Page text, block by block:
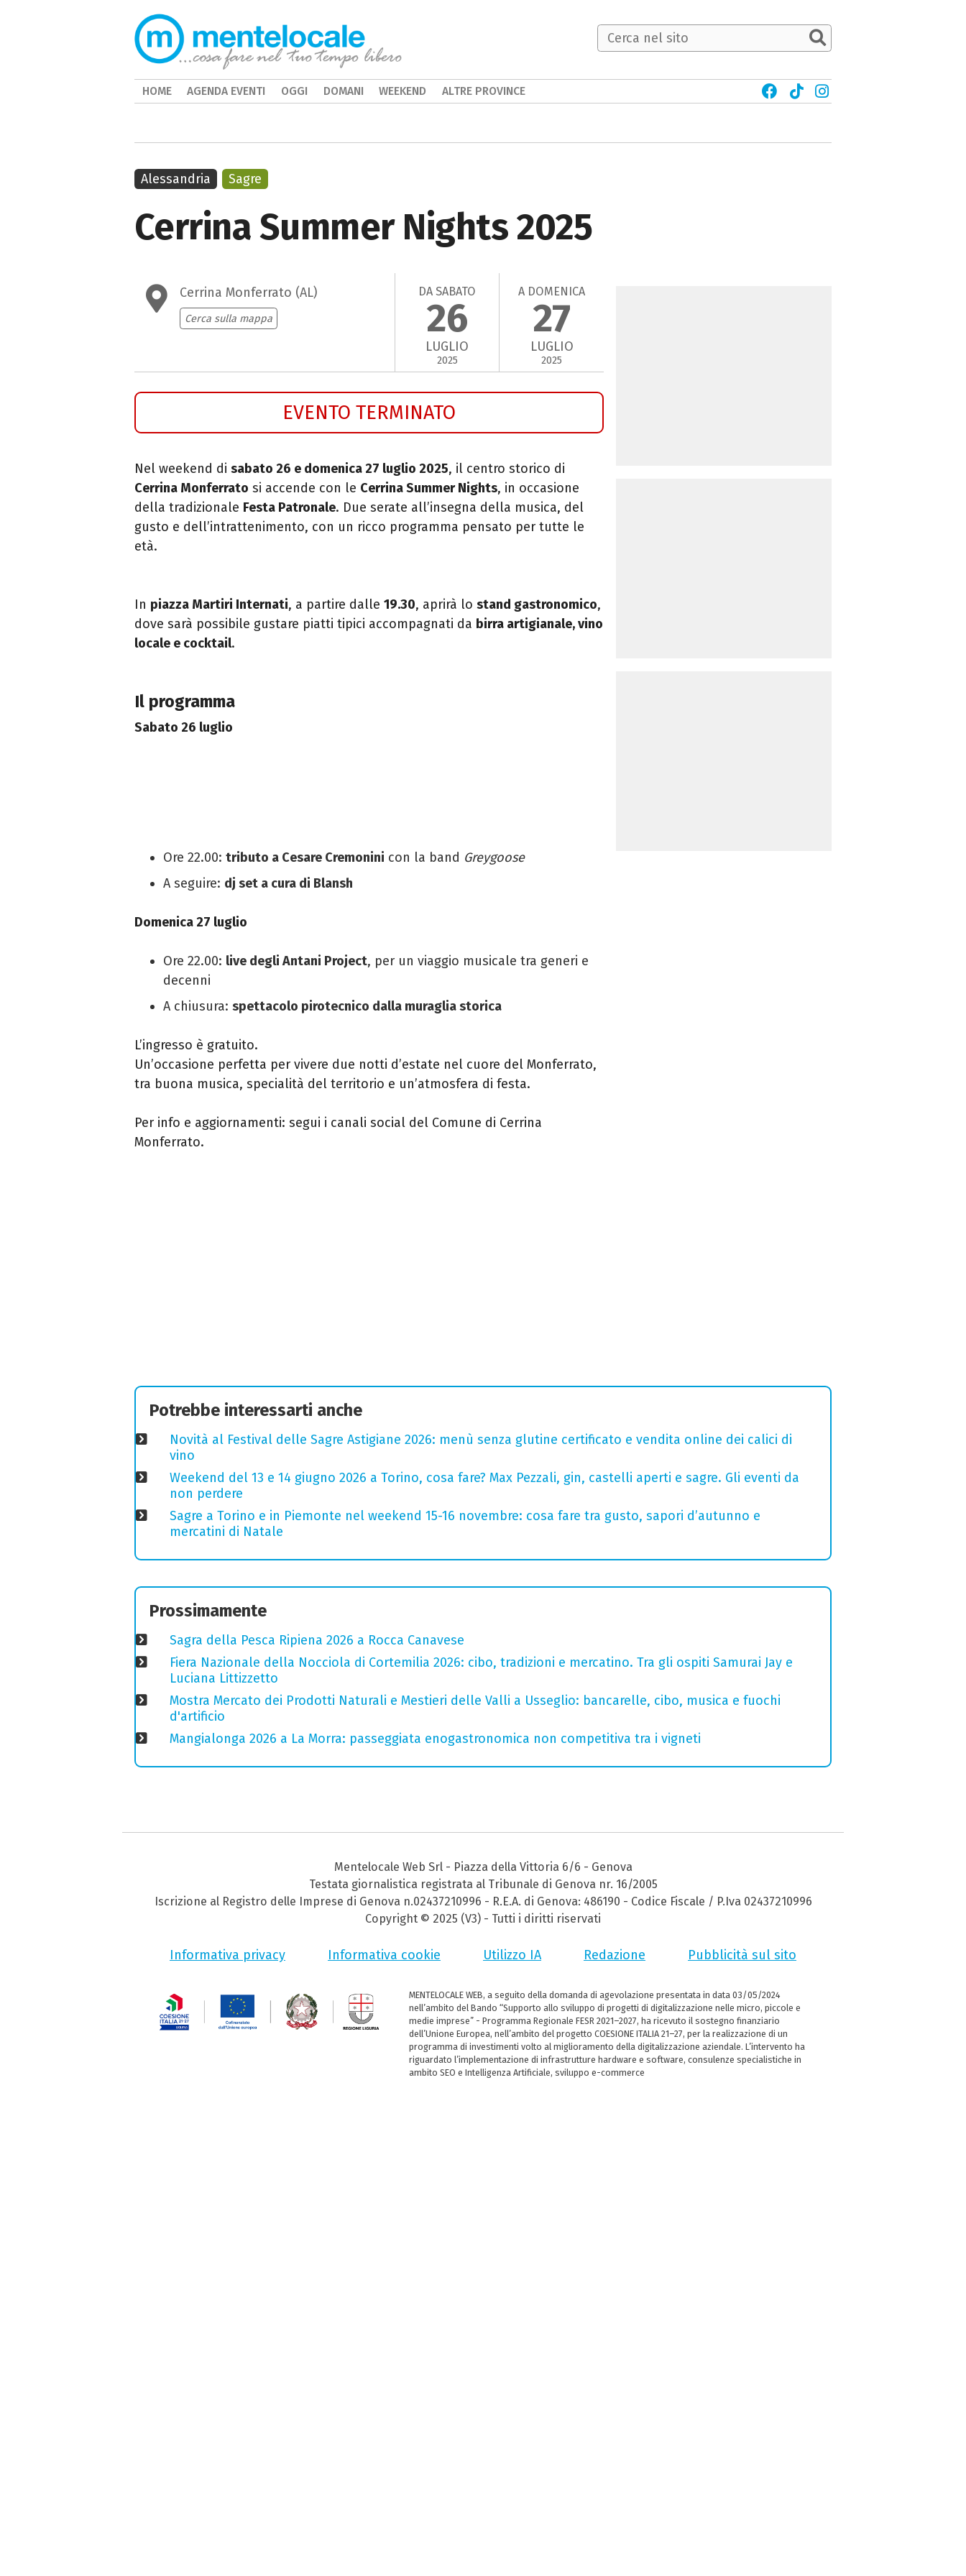
Cerrina Summer Nights 2025
Cerrina Monferrato (AL)
Cerca sulla mappa
DA SABATO
26
LUGLIO
2025
A DOMENICA
27
LUGLIO
2025
EVENTO TERMINATO
Nel weekend di sabato 26 e domenica 27 luglio 2025, il centro storico di
Cerrina Monferrato si accende con le Cerrina Summer Nights, in occasione
della tradizionale Festa Patronale. Due serate all’insegna della musica, del
gusto e dell’intrattenimento, con un ricco programma pensato per tutte le
età.
In piazza Martiri Internati, a partire dalle 19.30, aprirà lo stand gastronomico,
dove sarà possibile gustare piatti tipici accompagnati da birra artigianale, vino
locale e cocktail.
Il programma
Sabato 26 luglio
Ore 22.00: tributo a Cesare Cremonini con la band Greygoose
A seguire: dj set a cura di Blansh
Domenica 27 luglio
Ore 22.00: live degli Antani Project, per un viaggio musicale tra generi e
decenni
A chiusura: spettacolo pirotecnico dalla muraglia storica
L’ingresso è gratuito.
Un’occasione perfetta per vivere due notti d’estate nel cuore del Monferrato,
tra buona musica, specialità del territorio e un’atmosfera di festa.
Per info e aggiornamenti: segui i canali social del Comune di Cerrina
Monferrato.
Alessandria Sagre
Potrebbe interessarti anche
Novità al Festival delle Sagre Astigiane 2026: menù senza glutine certificato e vendita online dei calici di
vino
Weekend del 13 e 14 giugno 2026 a Torino, cosa fare? Max Pezzali, gin, castelli aperti e sagre. Gli eventi da
non perdere
Sagre a Torino e in Piemonte nel weekend 15-16 novembre: cosa fare tra gusto, sapori d’autunno e
mercatini di Natale
Prossimamente
Sagra della Pesca Ripiena 2026 a Rocca Canavese
Fiera Nazionale della Nocciola di Cortemilia 2026: cibo, tradizioni e mercatino. Tra gli ospiti Samurai Jay e
Luciana Littizzetto
Mostra Mercato dei Prodotti Naturali e Mestieri delle Valli a Usseglio: bancarelle, cibo, musica e fuochi
d'artificio
Mangialonga 2026 a La Morra: passeggiata enogastronomica non competitiva tra i vigneti
HOME AGENDA EVENTI OGGI DOMANI WEEKEND ALTRE PROVINCE
Mentelocale Web Srl - Piazza della Vittoria 6/6 - Genova
Testata giornalistica registrata al Tribunale di Genova nr. 16/2005
Iscrizione al Registro delle Imprese di Genova n.02437210996 - R.E.A. di Genova: 486190 - Codice Fiscale / P.Iva 02437210996
Copyright © 2025 (V3) - Tutti i diritti riservati
Informativa privacy Informativa cookie Utilizzo IA Redazione Pubblicità sul sito
MENTELOCALE WEB, a seguito della domanda di agevolazione presentata in data 03/05/2024
nell’ambito del Bando “Supporto allo sviluppo di progetti di digitalizzazione nelle micro, piccole e
medie imprese” - Programma Regionale FESR 2021–2027, ha ricevuto il sostegno finanziario
dell’Unione Europea, nell’ambito del progetto COESIONE ITALIA 21–27, per la realizzazione di un
programma di investimenti volto al miglioramento della digitalizzazione aziendale. L’intervento ha
riguardato l’implementazione di infrastrutture hardware e software, consulenze specialistiche in
ambito SEO e Intelligenza Artificiale, sviluppo e-commerce